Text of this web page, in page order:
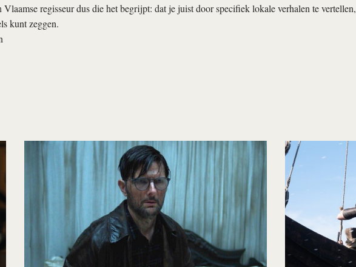
Vlaamse regisseur dus die het begrijpt: dat je juist door specifiek lokale verhalen te vertellen,
kunt zeggen.